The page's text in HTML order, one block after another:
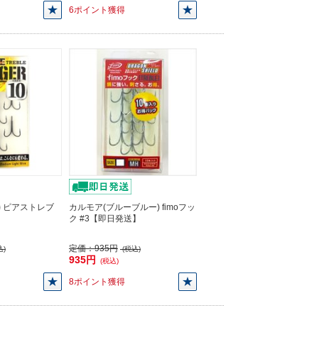
6ポイント獲得
ピアストレブ
)
カルモア(ブルーブルー) fimoフッ
ク #3【即日発送】
定価：935円 (税込)
935円 (税込)
8ポイント獲得